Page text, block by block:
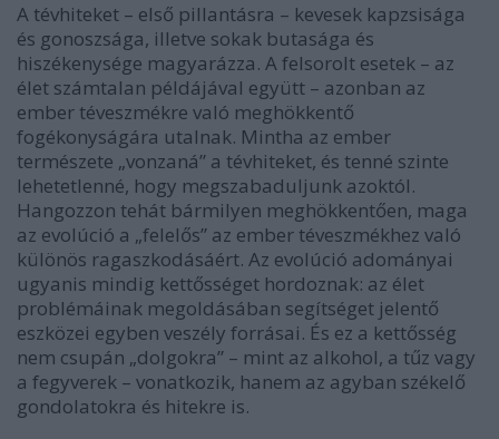
A tévhiteket – első pillantásra – kevesek kapzsisága
és gonoszsága, illetve sokak butasága és
hiszékenysége magyarázza. A felsorolt esetek – az
élet számtalan példájával együtt – azonban az
ember téveszmékre való meghökkentő
fogékonyságára utalnak. Mintha az ember
természete „vonzaná” a tévhiteket, és tenné szinte
lehetetlenné, hogy megszabaduljunk azoktól.
Hangozzon tehát bármilyen meghökkentően, maga
az evolúció a „felelős” az ember téveszmékhez való
különös ragaszkodásáért. Az evolúció adományai
ugyanis mindig kettősséget hordoznak: az élet
problémáinak megoldásában segítséget jelentő
eszközei egyben veszély forrásai. És ez a kettősség
nem csupán „dolgokra” – mint az alkohol, a tűz vagy
a fegyverek – vonatkozik, hanem az agyban székelő
gondolatokra és hitekre is.